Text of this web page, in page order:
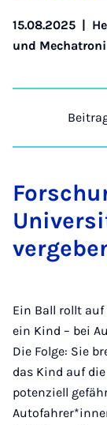
15.08.2025 |
und
Ein Ball rollt
ein Kind – bei
Die Folge: Sie
das Kind auf
potenziell